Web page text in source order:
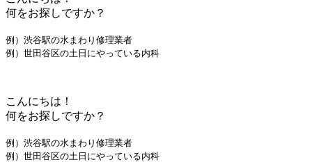
何をお探しですか？
例）渋谷駅の水まわり修理業者
例）世田谷区の土日にやっている内科
こんにちは！
何をお探しですか？
例）渋谷駅の水まわり修理業者
例）世田谷区の土日にやっている内科